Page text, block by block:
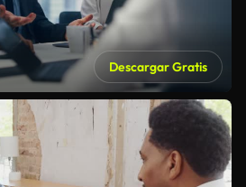
Descargar Gratis